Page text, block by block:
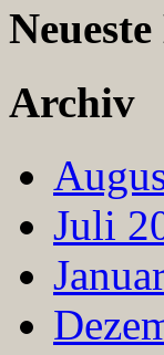
Archiv
Juli